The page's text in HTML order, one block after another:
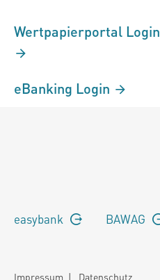
Wertpapierportal Login
eBanking Login
easybank BAWAG
Impressum | Datenschutz